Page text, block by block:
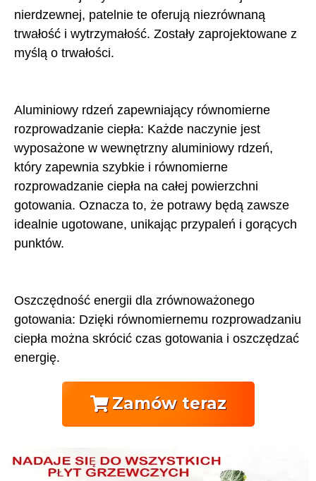
nierdzewnej, patelnie te oferują niezrównaną
trwałość i wytrzymałość. Zostały zaprojektowane z
myślą o trwałości.
Aluminiowy rdzeń zapewniający równomierne
rozprowadzanie ciepła: Każde naczynie jest
wyposażone w wewnętrzny aluminiowy rdzeń,
który zapewnia szybkie i równomierne
rozprowadzanie ciepła na całej powierzchni
gotowania. Oznacza to, że potrawy będą zawsze
idealnie ugotowane, unikając przypaleń i gorących
punktów.
Oszczędność energii dla zrównoważonego
gotowania: Dzięki równomiernemu rozprowadzaniu
ciepła można skrócić czas gotowania i oszczędzać
energię.
Zamów teraz